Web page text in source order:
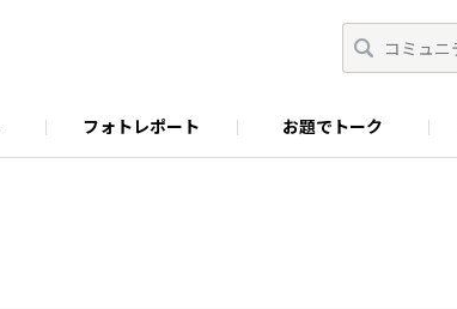
フォトレポート お題でトーク